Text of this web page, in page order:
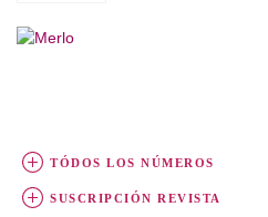
TÓDOS LOS NÚMEROS
SUSCRIPCIÓN REVISTA